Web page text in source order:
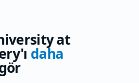
at
'ı daha